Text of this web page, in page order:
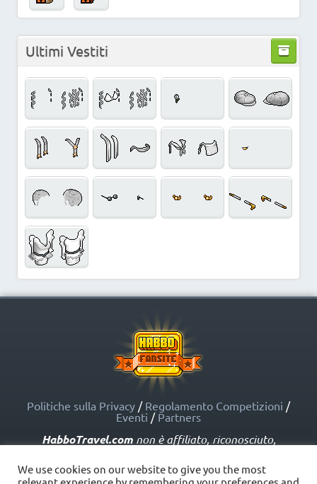
Ultimi Vestiti
Politiche sulla Privacy / Regolamento Competizioni /
Eventi / Partners
HabboTravel.comnon è affiliato, riconosciuto,
sponsorizzato o approvato da Sulake Corporation Oy o
dalle società affiliate. HabboTravel.com può servirsi di
marchi registrati e altre proprietà intellettuali di Habbo
We use cookies on our website to give you the most